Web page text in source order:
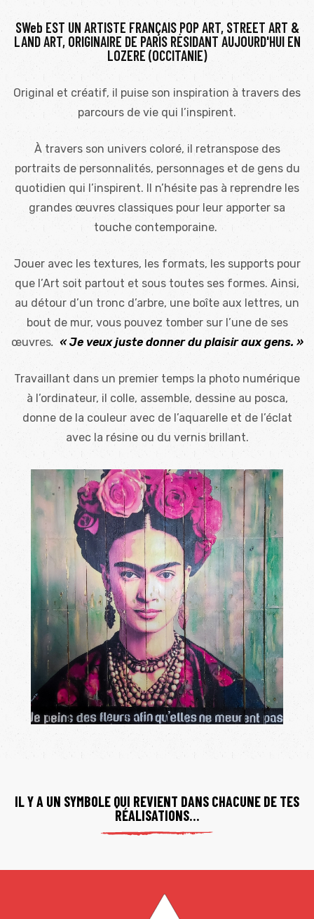
SWeb EST UN ARTISTE FRANÇAIS POP ART, STREET ART &
LAND ART, ORIGINAIRE DE PARIS RÉSIDANT AUJOURD'HUI EN
LOZERE (OCCITANIE)
Original et créatif, il puise son inspiration à travers des
parcours de vie qui l’inspirent.
À travers son univers coloré, il retranspose des
portraits de personnalités, personnages et de gens du
quotidien qui l’inspirent. Il n’hésite pas à reprendre les
grandes œuvres classiques pour leur apporter sa
touche contemporaine.
Jouer avec les textures, les formats, les supports pour
que l’Art soit partout et sous toutes ses formes. Ainsi,
au détour d’un tronc d’arbre, une boîte aux lettres, un
bout de mur, vous pouvez tomber sur l’une de ses
œuvres. « Je veux juste donner du plaisir aux gens. »
Travaillant dans un premier temps la photo numérique
à l’ordinateur, il colle, assemble, dessine au posca,
donne de la couleur avec de l’aquarelle et de l’éclat
avec la résine ou du vernis brillant.
IL Y A UN SYMBOLE QUI REVIENT DANS CHACUNE DE TES
RÉALISATIONS…